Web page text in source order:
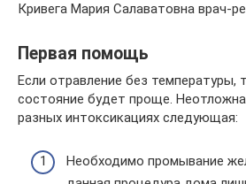
Кривега Мария Салаватовна врач-
Первая помощь
Если отравление без температуры,
состояние будет проще.
разных интоксикациях следующая:
Необходимо промывание